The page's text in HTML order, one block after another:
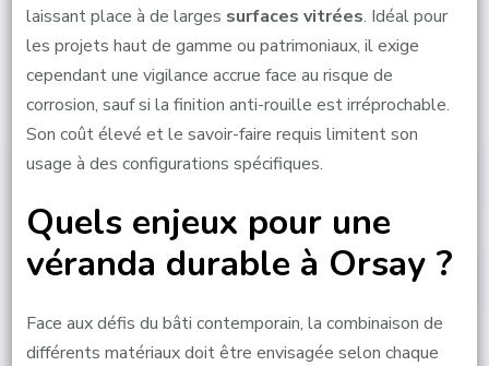
laissant place à de larges surfaces vitrées. Idéal pour
les projets haut de gamme ou patrimoniaux, il exige
cependant une vigilance accrue face au risque de
corrosion, sauf si la finition anti-rouille est irréprochable.
Son coût élevé et le savoir-faire requis limitent son
usage à des configurations spécifiques.
Quels enjeux pour une
véranda durable à Orsay ?
Face aux défis du bâti contemporain, la combinaison de
différents matériaux doit être envisagée selon chaque